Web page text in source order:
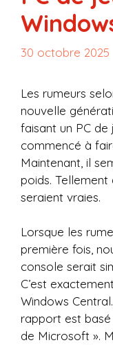
30 octobre 2025
Les rumeurs
nouvelle
faisant un PC
commencé à
Maintenant, il
poids.
seraient vraies.
Lorsque les
première fois,
console serait
C’est
Windows
rapport est basé
de Microsoft ».